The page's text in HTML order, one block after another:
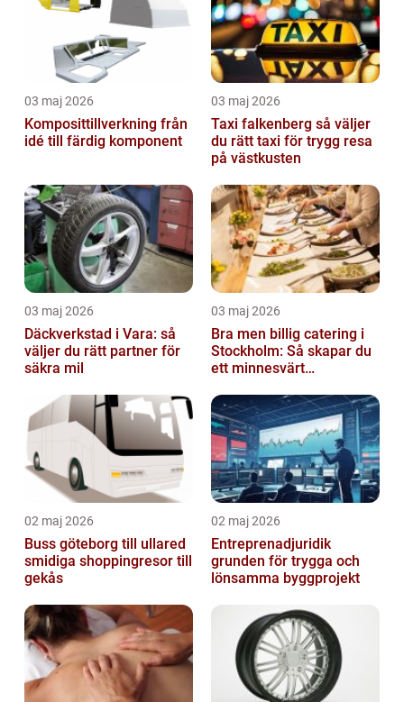
03 maj 2026
Komposittillverkning från
idé till färdig komponent
03 maj 2026
Taxi falkenberg så väljer
du rätt taxi för trygg resa
på västkusten
03 maj 2026
Däckverkstad i Vara: så
väljer du rätt partner för
säkra mil
03 maj 2026
Bra men billig catering i
Stockholm: Så skapar du
ett minnesvärt
02 maj 2026
Buss göteborg till ullared
smidiga shoppingresor till
gekås
02 maj 2026
Entreprenadjuridik
grunden för trygga och
lönsamma byggprojekt